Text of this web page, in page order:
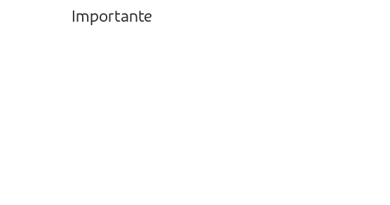
Importante